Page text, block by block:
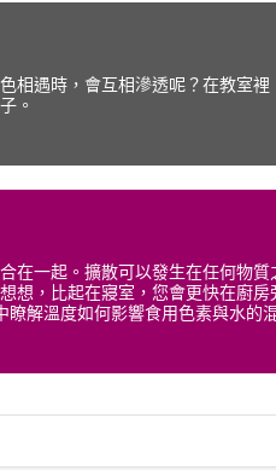
相遇時，會互相滲透呢？在教室
。
在一起。擴散可以發生在任何物
想，比起在寢室，您會更快在廚
解溫度如何影響食用色素與水的